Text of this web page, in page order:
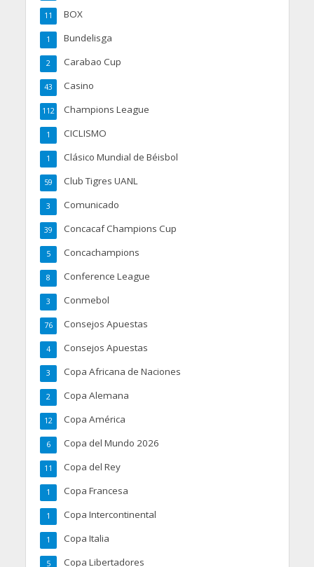
BOX
11
Bundelisga
1
Carabao Cup
2
Casino
43
Champions League
112
CICLISMO
1
Clásico Mundial de Béisbol
1
Club Tigres UANL
59
Comunicado
3
Concacaf Champions Cup
39
Concachampions
5
Conference League
8
Conmebol
3
Consejos Apuestas
76
Consejos Apuestas
4
Copa Africana de Naciones
3
Copa Alemana
2
Copa América
12
Copa del Mundo 2026
6
Copa del Rey
11
Copa Francesa
1
Copa Intercontinental
1
Copa Italia
1
Copa Libertadores
5